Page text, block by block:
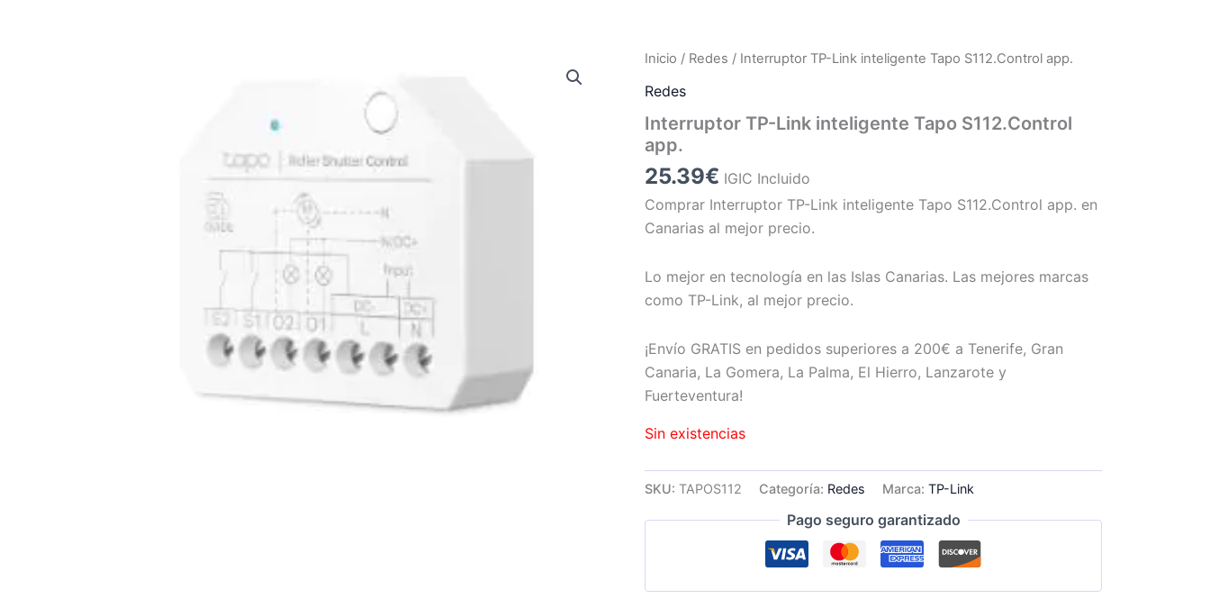
Inicio / Redes / Interruptor TP-Link inteligente Tapo S112.Control app.
Redes
Interruptor TP-Link inteligente Tapo S112.Control
app.
25.39€ IGIC Incluido
Comprar Interruptor TP-Link inteligente Tapo S112.Control app. en
Canarias al mejor precio.
Lo mejor en tecnología en las Islas Canarias. Las mejores marcas
como TP-Link, al mejor precio.
¡Envío GRATIS en pedidos superiores a 200€ a Tenerife, Gran
Canaria, La Gomera, La Palma, El Hierro, Lanzarote y
Fuerteventura!
Sin existencias
SKU:TAPOS112 Categoría: Redes Marca:TP-Link
Pago seguro garantizado